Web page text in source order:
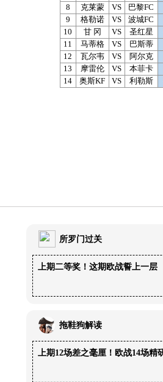
8
克莱蒙 VS 巴黎FC
9
格勒诺 VS 波城FC
10
甘 冈 VS 圣红星
11
马蒂格 VS 巴斯蒂
12
瓦尔韦 VS 阿尔克
13
摩雷伦 VS 本菲卡
14
奥斯KF VS 利勒斯
所罗门过关
上期二等奖！这期欧战誓上一层
拖鞋狗解读
上期12场差之毫厘！欧战14场精